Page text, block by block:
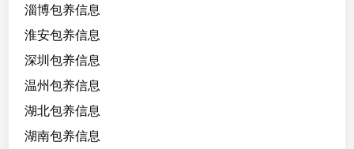
淄博包养信息
淮安包养信息
深圳包养信息
温州包养信息
湖北包养信息
湖南包养信息